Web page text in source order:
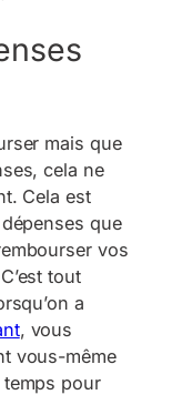
mais que
cela ne
Cela est
que
vos
tout
a
, vous
vous-même
pour